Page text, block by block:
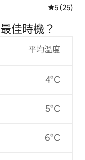
從 25 則評
5 (25)
佳時機？
平均溫度
4°C
5°C
6°C